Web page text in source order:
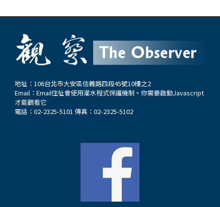
地址：106台北市大安區信義路四段45號10樓之2
Email： Email住址會使用灌水程式保護機制。你需要啟動Javascript
才能觀看它
電話：02-2325-5101 傳真：02-2325-5102